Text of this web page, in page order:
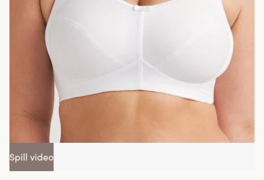
Spill video